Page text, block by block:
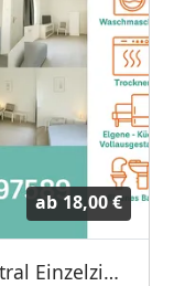
ab 18,00 €
Wohnungen in Wuppertal zentral Einzelzimmer/Doppelzimmer